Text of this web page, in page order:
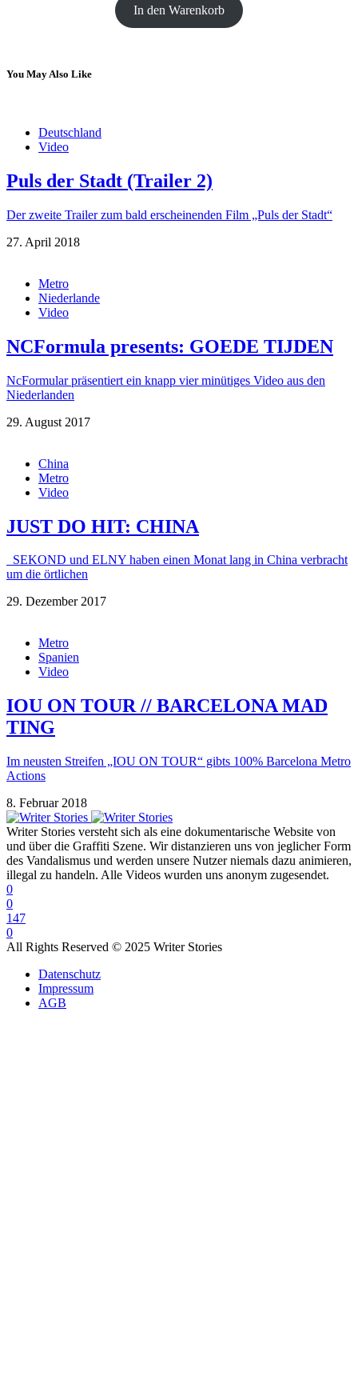
In den Warenkorb
You May Also Like
Deutschland
Video
Puls der Stadt (Trailer 2)
Der zweite Trailer zum bald erscheinenden Film „Puls der Stadt“
27. April 2018
Metro
Niederlande
Video
NCFormula presents: GOEDE TIJDEN
NcFormular präsentiert ein knapp vier minütiges Video aus den
Niederlanden
29. August 2017
China
Metro
Video
JUST DO HIT: CHINA
SEKOND und ELNY haben einen Monat lang in China verbracht
um die örtlichen
29. Dezember 2017
Metro
Spanien
Video
IOU ON TOUR // BARCELONA MAD
TING
Im neusten Streifen „IOU ON TOUR“ gibts 100% Barcelona Metro
Actions
8. Februar 2018
Writer Stories versteht sich als eine dokumentarische Website von
und über die Graffiti Szene. Wir distanzieren uns von jeglicher Form
des Vandalismus und werden unsere Nutzer niemals dazu animieren,
illegal zu handeln. Alle Videos wurden uns anonym zugesendet.
0
0
147
0
All Rights Reserved © 2025 Writer Stories
Datenschutz
Impressum
AGB